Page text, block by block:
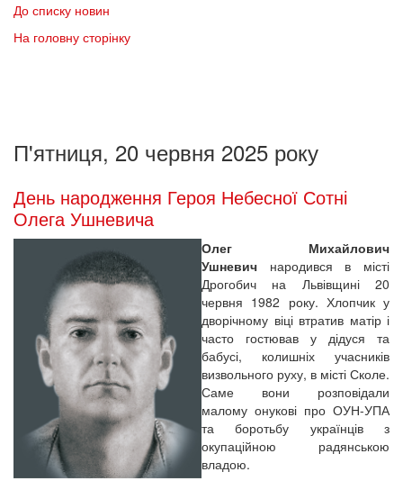
До списку новин
На головну сторінку
П'ятниця, 20 червня 2025 року
День народження Героя Небесної Сотні
Олега Ушневича
Олег Михайлович
Ушневич народився в місті
Дрогобич на Львівщині 20
червня 1982 року. Хлопчик у
дворічному віці втратив матір і
часто гостював у дідуся та
бабусі, колишніх учасників
визвольного руху, в місті Сколе.
Саме вони розповідали
малому онукові про ОУН-УПА
та боротьбу українців з
окупаційною радянською
владою.